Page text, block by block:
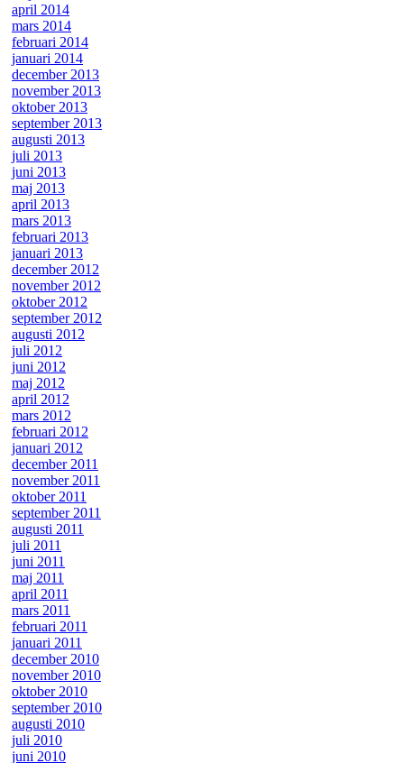
april 2014
mars 2014
februari 2014
januari 2014
december 2013
november 2013
oktober 2013
september 2013
augusti 2013
juli 2013
juni 2013
maj 2013
april 2013
mars 2013
februari 2013
januari 2013
december 2012
november 2012
oktober 2012
september 2012
augusti 2012
juli 2012
juni 2012
maj 2012
april 2012
mars 2012
februari 2012
januari 2012
december 2011
november 2011
oktober 2011
september 2011
augusti 2011
juli 2011
juni 2011
maj 2011
april 2011
mars 2011
februari 2011
januari 2011
december 2010
november 2010
oktober 2010
september 2010
augusti 2010
juli 2010
juni 2010